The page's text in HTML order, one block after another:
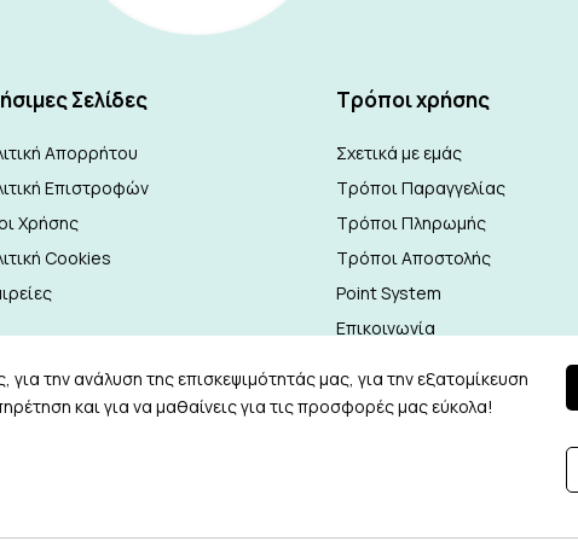
Σελίδες
Απορρήτου
Επιστροφών
Χρήσης
Cookies
Τρόποι χρήσης
Σχετικά με εμάς
Τρόποι Παραγγελίας
Τρόποι Πληρωμής
Τρόποι Αποστολής
Point System
Επικοινωνία
την ανάλυση της επισκεψιμότητάς μας, για την εξατομίκευση
και για να μαθαίνεις για τις προσφορές μας εύκολα!